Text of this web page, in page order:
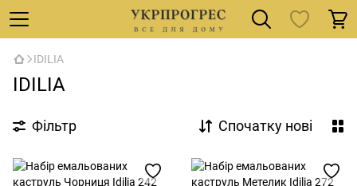
IDILIA
IDILIA
Фільтр Спочатку нові